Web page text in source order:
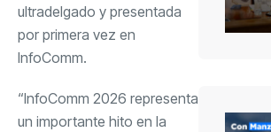
ultradelgado y presentada
por primera vez en
InfoComm.
“InfoComm 2026 representa
un importante hito en la